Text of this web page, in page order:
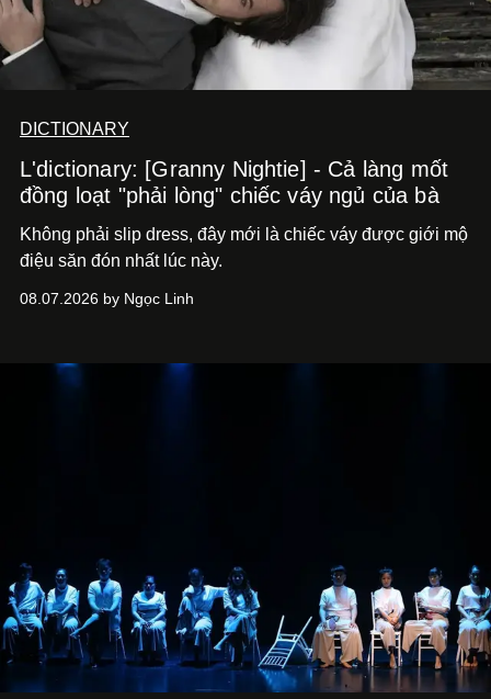
DICTIONARY
L'dictionary: [Granny Nightie] - Cả làng mốt
đồng loạt "phải lòng" chiếc váy ngủ của bà
Không phải slip dress, đây mới là chiếc váy được giới mộ
điệu săn đón nhất lúc này.
08.07.2026 by Ngọc Linh